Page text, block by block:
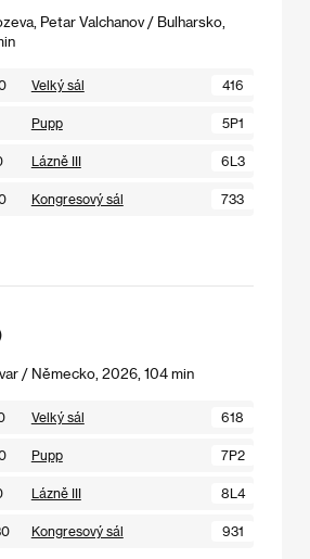
Petar Valchanov / Bulharsko,
Velký sál 416
Pupp 5P1
Lázně III 6L3
Kongresový sál 733
/ Německo, 2026, 104 min
Velký sál 618
Pupp 7P2
Lázně III 8L4
Kongresový sál 931